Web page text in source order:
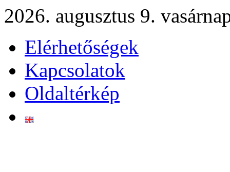
2026. augusztus 9.
Elérhetőségek
Kapcsolatok
Oldaltérkép